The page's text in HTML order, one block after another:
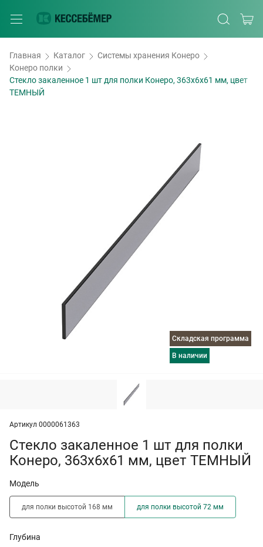
Главная Каталог
Системы хранения Конеро
Конеро полки
Стекло закаленное 1 шт для полки Конеро, 363х6х61 мм, цвет
ТЕМНЫЙ
Складская программа
в наличии
Артикул 0000061363
Стекло закаленное 1 шт для полки
Конеро, 363х6х61 мм, цвет ТЕМНЫЙ
Модель
для полки высотой 168 мм для полки высотой 72 мм
Глубина